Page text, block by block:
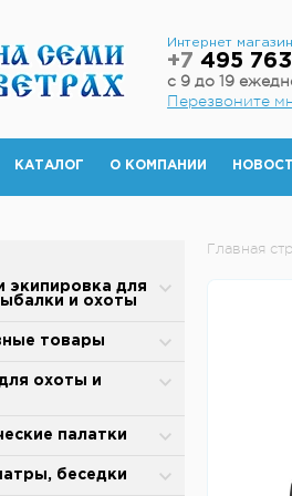
Интернет магазин
+7 495
с 9 до 19
Перезвоните
КАТАЛОГ О КОМПАНИИ
экипировка для
и охоты
зимней рыбалки
зимней палатки
товары
охоты и
дождя и ветра
палатки
беседки
Главная